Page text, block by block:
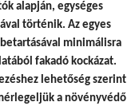
alapján, egységes
történik. Az egyes
minimálisra
fakadó kockázat.
lehetőség szerint
a növényvédő